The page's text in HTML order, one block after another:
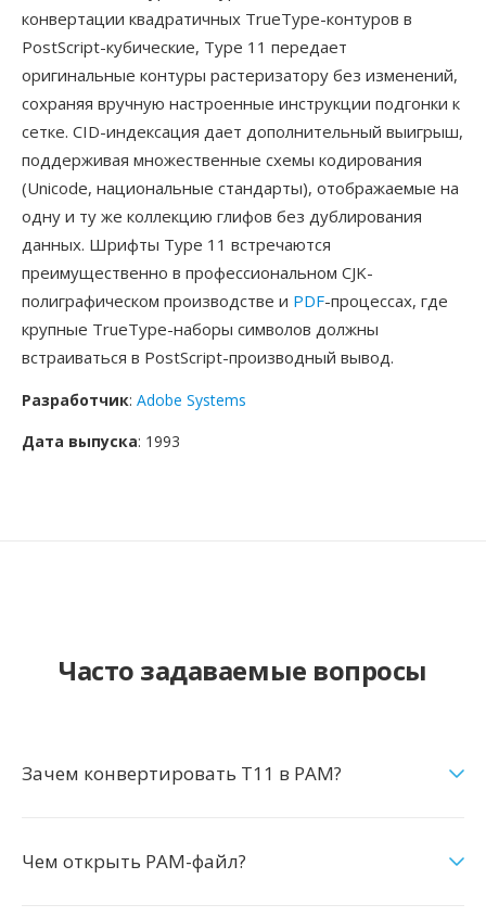
конвертации квадратичных TrueType-контуров в
PostScript-кубические, Type 11 передает
оригинальные контуры растеризатору без изменений,
сохраняя вручную настроенные инструкции подгонки к
сетке. CID-индексация дает дополнительный выигрыш,
поддерживая множественные схемы кодирования
(Unicode, национальные стандарты), отображаемые на
одну и ту же коллекцию глифов без дублирования
данных. Шрифты Type 11 встречаются
преимущественно в профессиональном CJK-
полиграфическом производстве и PDF-процессах, где
крупные TrueType-наборы символов должны
встраиваться в PostScript-производный вывод.
Разработчик: Adobe Systems
Дата выпуска: 1993
Часто задаваемые вопросы
Зачем конвертировать T11 в PAM?
Чем открыть PAM-файл?